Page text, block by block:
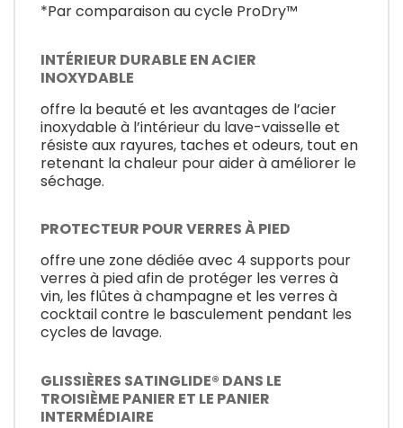
*Par comparaison au cycle ProDry™
INTÉRIEUR DURABLE EN ACIER
INOXYDABLE
offre la beauté et les avantages de l’acier
inoxydable à l’intérieur du lave-vaisselle et
résiste aux rayures, taches et odeurs, tout en
retenant la chaleur pour aider à améliorer le
séchage.
PROTECTEUR POUR VERRES À PIED
offre une zone dédiée avec 4 supports pour
verres à pied afin de protéger les verres à
vin, les flûtes à champagne et les verres à
cocktail contre le basculement pendant les
cycles de lavage.
GLISSIÈRES SATINGLIDE® DANS LE
TROISIÈME PANIER ET LE PANIER
INTERMÉDIAIRE